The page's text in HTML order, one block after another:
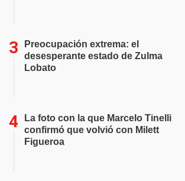
Preocupación extrema: el
desesperante estado de Zulma
Lobato
La foto con la que Marcelo Tinelli
confirmó que volvió con Milett
Figueroa